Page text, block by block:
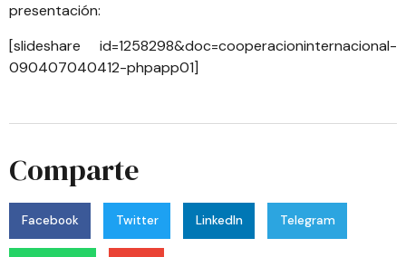
presentación:
[slideshare id=1258298&doc=cooperacioninternacional-
090407040412-phpapp01]
Comparte
Facebook Twitter LinkedIn Telegram